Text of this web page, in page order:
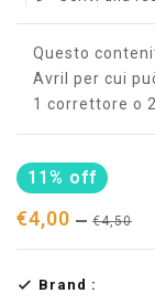
Questo
Avril per cui
1 correttore o
11% off
€4,00 €4,50
Brand :